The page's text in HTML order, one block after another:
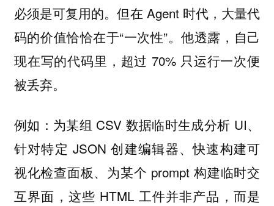
必须是可复用的。但在 Agent 时代，大量代
码的价值恰恰在于“一次性”。他透露，自己
现在写的代码里，超过 70% 只运行一次便
被丢弃。
例如：为某组 CSV 数据临时生成分析 UI、
针对特定 JSON 创建编辑器、快速构建可
视化检查面板、为某个 prompt 构建临时交
互界面，这些 HTML 工件并非产品，而是